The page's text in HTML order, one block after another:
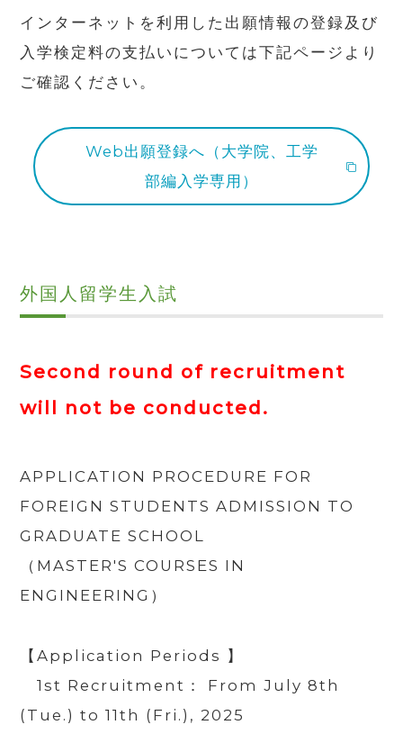
インターネットを利用した出願情報の登録及び
入学検定料の支払いについては下記ページより
ご確認ください。
Web出願登録へ（大学院、工学
部編入学専用）
外国人留学生入試
Second round of recruitment
will not be conducted.
APPLICATION PROCEDURE FOR
FOREIGN STUDENTS ADMISSION TO
GRADUATE SCHOOL
（MASTER'SCOURSES IN
ENGINEERING ）
【Application Periods 】
1st Recruitment： From July 8th
(Tue.) to 11th (Fri.), 2025